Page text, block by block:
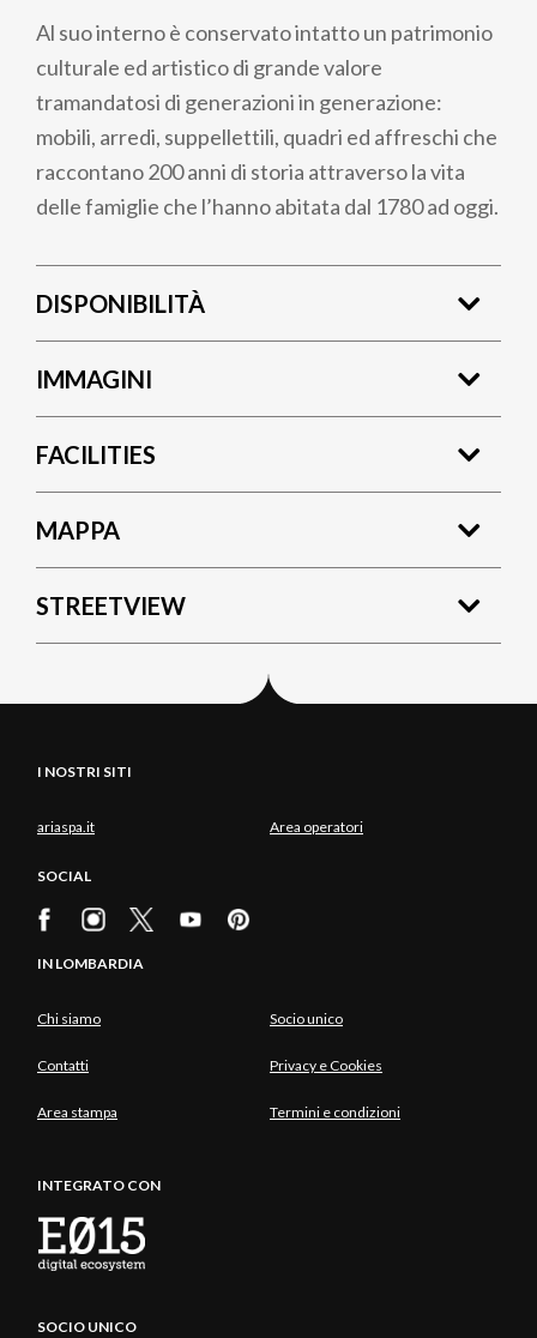
Al suo interno è conservato intatto un patrimonio
culturale ed artistico di grande valore
tramandatosi di generazioni in generazione:
mobili, arredi, suppellettili, quadri ed affreschi che
raccontano 200 anni di storia attraverso la vita
delle famiglie che l’hanno abitata dal 1780 ad oggi.
DISPONIBILITÀ
IMMAGINI
FACILITIES
MAPPA
STREETVIEW
I NOSTRI SITI
ariaspa.it Area operatori
SOCIAL
IN LOMBARDIA
Chi siamo Socio unico
Contatti Privacy e Cookies
Area stampa Termini e condizioni
INTEGRATO CON
SOCIO UNICO